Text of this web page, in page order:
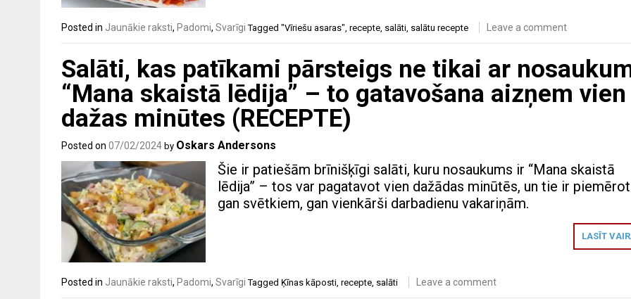
Posted in Jaunākie raksti, Padomi, Svarīgi Tagged "Vīriešu asaras" recepte salāti salātu recepte Leave a comment
Salāti, kas patīkami pārsteigs ne tikai ar
“Mana skaistā lēdija” – to gatavošana aizņem vien
dažas minūtes (RECEPTE)
Posted on 07/02/2024 by Oskars Andersons
Šie ir patiešām brīnišķīgi salāti, kuru nosaukums ir “Mana skaistā
lēdija” – tos var pagatavot vien dažādas minūtēs, un tie ir
gan svētkiem, gan vienkārši darbadienu vakariņām.
LASĪT
Posted in Jaunākie raksti, Padomi, Svarīgi Tagged Ķīnas kāposti recepte salāti Leave a comment